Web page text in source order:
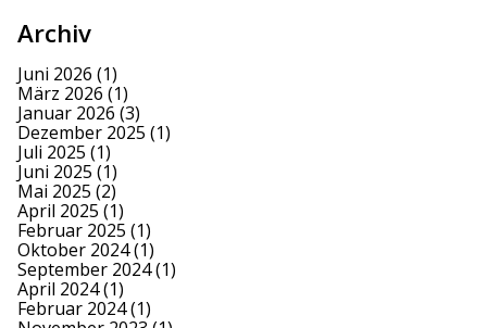
Archiv
Juni 2026 (1)
März 2026 (1)
Januar 2026 (3)
Dezember 2025 (1)
Juli 2025 (1)
Juni 2025 (1)
Mai 2025 (2)
April 2025 (1)
Februar 2025 (1)
Oktober 2024(1)
September 2024(1)
April 2024(1)
Februar 2024(1)